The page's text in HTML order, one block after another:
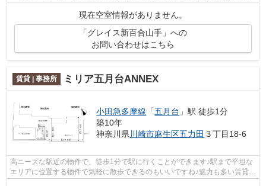
現在空室情報がありません。
「グレイス新百合山手」への
お問い合わせはこちら
賃貸 | 事務所 ミリア五月台ANNEX
小田急多摩線 「五月台 」駅 徒歩1分
築10年
神奈川県川崎市麻生区五力田 ３丁目18-6
高ニーズな駅近の物件で、徒歩1分で駅に行くことができます♪駅まで平坦な
エリアに位置する物件で気軽に散歩できるのもいいですね♪魅力も多い賃貸物
件はいかがでしょうか(*^^*)